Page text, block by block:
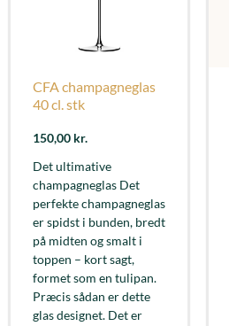
CFA champagneglas
40 cl. stk
150,00 kr.
Det ultimative
champagneglas Det
perfekte champagneglas
er spidst i bunden, bredt
på midten og smalt i
toppen – kort sagt,
formet som en tulipan.
Præcis sådan er dette
glas designet. Det er